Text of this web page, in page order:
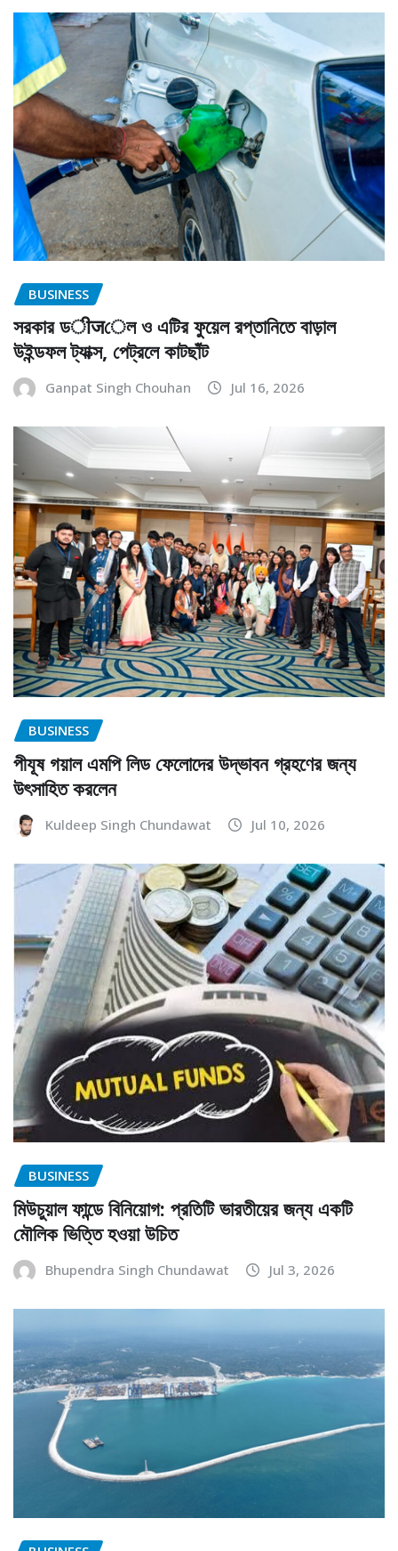
BUSINESS
সরকার ডीजেল ও এটির ফুয়েল রপ্তানিতে বাড়াল
উইন্ডফল ট্যাক্স, পেট্রলে কাটছাঁট
Ganpat Singh Chouhan Jul 16, 2026
BUSINESS
পীযূষ গয়াল এমপি লিড ফেলোদের উদ্ভাবন গ্রহণের জন্য
উৎসাহিত করলেন
Kuldeep Singh Chundawat Jul 10, 2026
BUSINESS
মিউচুয়াল ফান্ডে বিনিয়োগ: প্রতিটি ভারতীয়ের জন্য একটি
মৌলিক ভিত্তি হওয়া উচিত
Bhupendra Singh Chundawat Jul 3, 2026